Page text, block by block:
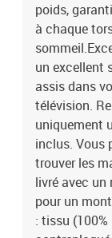
poids,
à chaque
un excellent
assis dans
télévision.
uniquement
inclus. Vous
trouver les
livré avec
pour un
: tissu